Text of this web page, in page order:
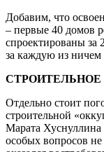
Добавим, что
– первые 40 домов
спроектированы за
за каждую из ничем
Отдельно стоит
строительной
Марата Хуснуллина
особых вопросов